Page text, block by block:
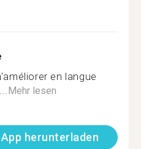
en langue
Mehr lesen
App herunterladen